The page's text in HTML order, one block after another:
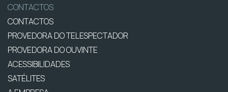
CONTACTOS
CONTACTOS
PROVEDORA DO TELESPECTADOR
PROVEDORA DO OUVINTE
ACESSIBILIDADES
SATÉLITES